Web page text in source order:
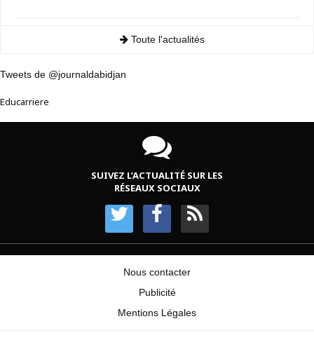
Toute l'actualités
Tweets de @journaldabidjan
Educarriere
SUIVEZ L’ACTUALITÉ SUR LES
RÉSEAUX SOCIAUX
Nous contacter
Publicité
Mentions Légales